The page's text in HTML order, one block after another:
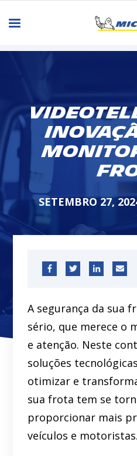
SETEMBRO 27,
A segurança da sua
sério, que merece o
e atenção. Neste
soluções
otimizar e
sua frota tem se
proporcionar mais
veículos e motoristas.